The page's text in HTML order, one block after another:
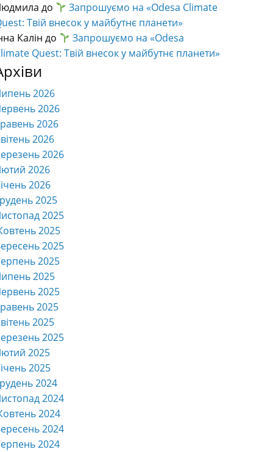
до
Запрошуємо на «Odesa Climate
Твій внесок у майбутнє планети»
Калін до
Запрошуємо на «Odesa
Quest: Твій внесок у майбутнє планети»
2026
2026
2026
2026
2026
2026
2026
2025
2025
2025
2025
2025
2025
2025
2025
2025
2025
2025
2025
2024
2024
2024
2024
2024